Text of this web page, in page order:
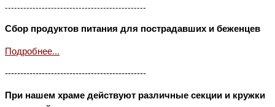
----------------------------------------------
Сбор продуктов питания для пострадавших и беженцев
Подробнее...
----------------------------------------------
При нашем храме действуют различные секции и кружки